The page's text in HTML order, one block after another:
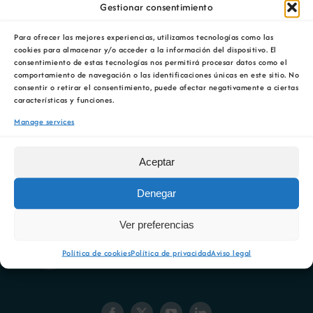
Gestionar consentimiento
Para ofrecer las mejores experiencias, utilizamos tecnologías como las
cookies para almacenar y/o acceder a la información del dispositivo. El
consentimiento de estas tecnologías nos permitirá procesar datos como el
comportamiento de navegación o las identificaciones únicas en este sitio. No
consentir o retirar el consentimiento, puede afectar negativamente a ciertas
características y funciones.
Manage services
Aceptar
Denegar
Ver preferencias
Política de cookiesPolítica de privacidadAviso legal
Novas
Portal de emprego
provedores de bens e servizos, en función do
número de incidencias rexistradas ao longo do
período analizado, así como da importancia das
mesmas.